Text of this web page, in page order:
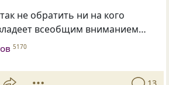
не обратить ни на кого
всеобщим вниманием…
5170